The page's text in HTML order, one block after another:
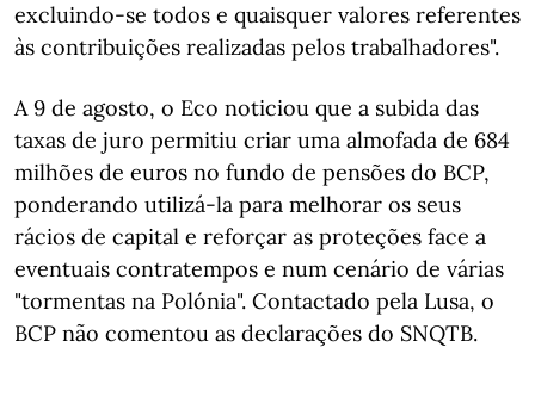
excluindo-se todos e quaisquer valores referentes
às contribuições realizadas pelos trabalhadores".
A 9 de agosto, o Eco noticiou que a subida das
taxas de juro permitiu criar uma almofada de 684
milhões de euros no fundo de pensões do BCP,
ponderando utilizá-la para melhorar os seus
rácios de capital e reforçar as proteções face a
eventuais contratempos e num cenário de várias
"tormentas na Polónia". Contactado pela Lusa, o
BCP não comentou as declarações do SNQTB.